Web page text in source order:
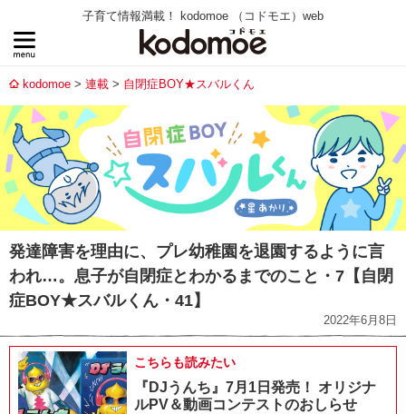
子育て情報満載！ kodomoe （コドモエ）web
kodomoe 連載 自閉症BOY★スバルくん
発達障害を理由に、プレ幼稚園を退園するように言
われ…。息子が自閉症とわかるまでのこと・7【自閉
症BOY★スバルくん・41】
2022年6月8日
こちらも読みたい
『DJうんち』7月1日発売！ オリジナ
ルPV＆動画コンテストのおしらせ